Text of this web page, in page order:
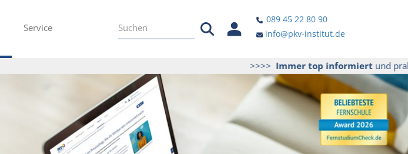
Service
089 45 22 80 90
info@pkv-institut.de
>>>>Immer top informiertund